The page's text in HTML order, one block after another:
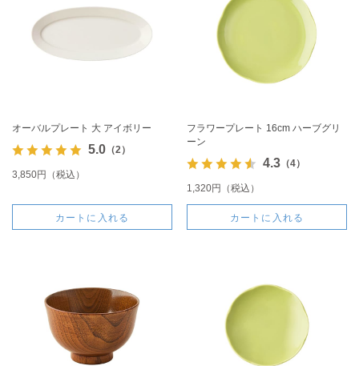
オーバルプレート 大 アイボリー
5.0（2）
3,850円（税込）
カートに入れる
フラワープレート 16cm ハーブグリ
ーン
4.3（4）
1,320円（税込）
カートに入れる